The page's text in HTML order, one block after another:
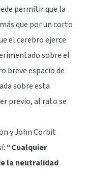
permitir que la
que por un corto
el cerebro ejerce
sobre el
breve espacio de
sobre esta
previo, al rato se
y John Corbit
“Cualquier
la neutralidad